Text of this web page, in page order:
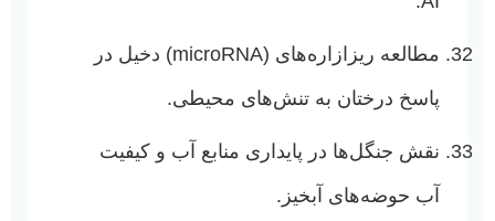
مطالعه ریزازاره‌های (microRNA) دخیل در
پاسخ درختان به تنش‌های محیطی.
نقش جنگل‌ها در پایداری منابع آب و کیفیت
آب حوضه‌های آبخیز.